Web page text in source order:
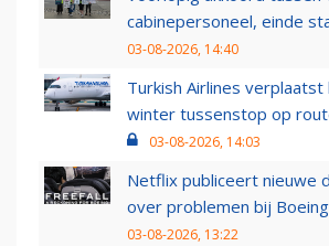
cabinepersoneel, einde
03-08-2026, 14:40
Turkish Airlines verplaatst
winter tussenstop op
03-08-2026, 14:03
Netflix publiceert nieuwe
over problemen bij Boeing
03-08-2026, 13:22